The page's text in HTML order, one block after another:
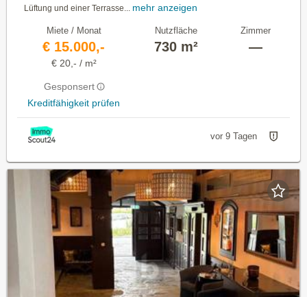
Lüftung und einer Terrasse...
mehr anzeigen
Miete / Monat
€ 15.000,-
€ 20,- / m²
Gesponsert
Kreditfähigkeit prüfen
Nutzfläche
730 m²
Zimmer
—
vor 9 Tagen